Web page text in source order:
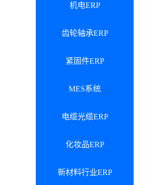
机电ERP
齿轮轴承ERP
紧固件ERP
MES系统
电缆光缆ERP
化妆品ERP
新材料行业ERP